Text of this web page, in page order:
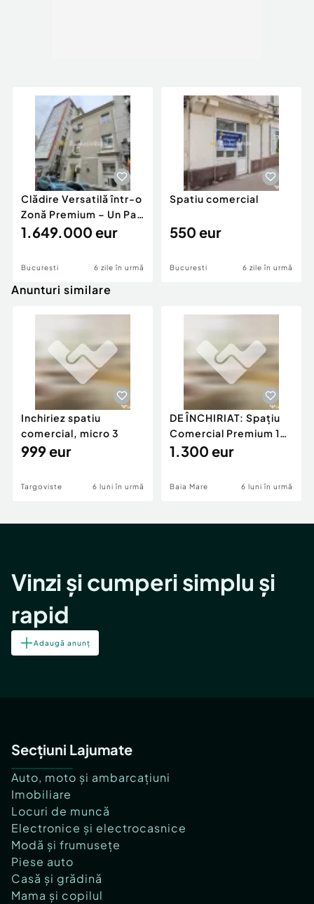
Clădire Versatilă într-o
Zonă Premium – Un Pas
Spre...
1.649.000 eur
Bucuresti 6 zile în urmă
Spatiu comercial
550 eur
Bucuresti 6 zile în urmă
Anunturi similare
Inchiriez spatiu
comercial, micro 3
999 eur
Targoviste 6 luni în urmă
DE ÎNCHIRIAT: Spațiu
Comercial Premium 146
mp – Vizibili
1.300 eur
Baia Mare 6 luni în urmă
Vinzi și cumperi simplu și
rapid
Adaugă anunț
Secțiuni Lajumate
Auto, moto și ambarcațiuni
Imobiliare
Locuri de muncă
Electronice și electrocasnice
Modă și frumusețe
Piese auto
Casă și grădină
Mama și copilul